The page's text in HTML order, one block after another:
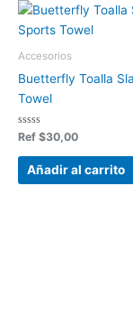
Accesorios
Buetterfly Toalla
Towel
Valorado
0
Ref $30,00
Añadir al carrito